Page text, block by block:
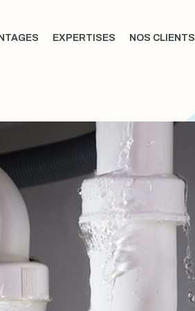
EXPERTISES NOS CLIENTS